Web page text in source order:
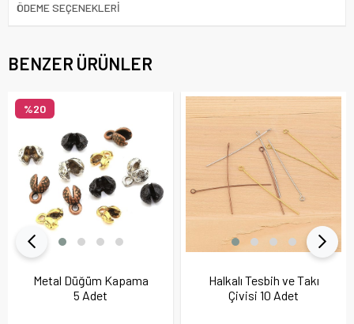
ÖDEME SEÇENEKLERI
BENZER ÜRÜNLER
Metal Düğüm Kapama
5 Adet
%20
Halkalı Tesbih ve Takı
Çivisi 10 Adet